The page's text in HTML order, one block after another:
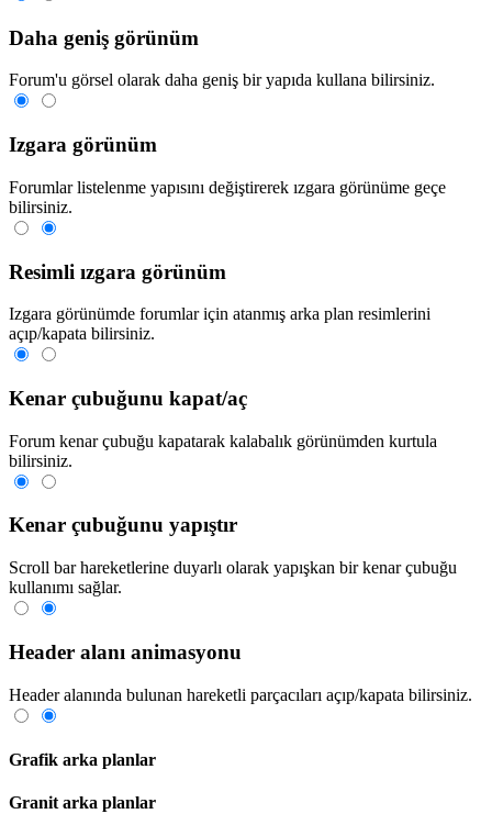
Daha geniş görünüm
Forum'u görsel olarak daha geniş bir yapıda kullana bilirsiniz.
Izgara görünüm
Forumlar listelenme yapısını değiştirerek ızgara görünüme geçe
bilirsiniz.
Resimli ızgara görünüm
Izgara görünümde forumlar için atanmış arka plan resimlerini
açıp/kapata bilirsiniz.
Kenar çubuğunu kapat/aç
Forum kenar çubuğu kapatarak kalabalık görünümden kurtula
bilirsiniz.
Kenar çubuğunu yapıştır
Scroll bar hareketlerine duyarlı olarak yapışkan bir kenar çubuğu
kullanımı sağlar.
Header alanı animasyonu
Header alanında bulunan hareketli parçacıları açıp/kapata bilirsiniz.
Grafik arka planlar
Granit arka planlar